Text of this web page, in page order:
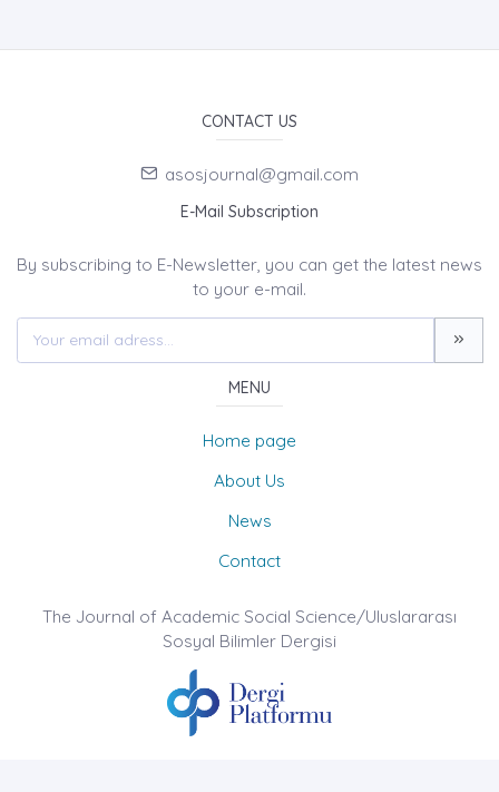
CONTACT US
asosjournal@gmail.com
E-Mail Subscription
By subscribing to E-Newsletter, you can get the latest news
to your e-mail.
MENU
Home page
About Us
News
Contact
The Journal of Academic Social Science/Uluslararası
Sosyal Bilimler Dergisi